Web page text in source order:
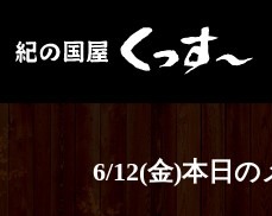
6/12(金)本日